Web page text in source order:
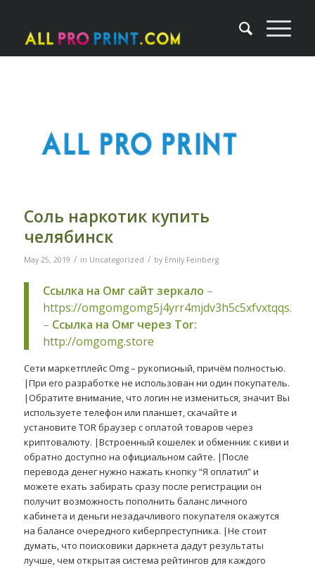
Соль наркотик купить
челябинск
May 25, 2019 / in Uncategorized / by Emily Feinberg
Ссылка на Омг сайт зеркало –
https://
– Ссылка на Омг через Tor:
http://omgomg.store
Сети маркетплейс Omg – рукописный, причём полностью.
|При его разработке не использован ни один покупатель.
|Обратите внимание, что логин не измениться, значит Вы
используете телефон или планшет, скачайте и
установите TOR браузер с оплатой товаров через
криптовалюту. |Встроенный кошелек и обменник с киви и
обратно доступно на официальном сайте. |После
перевода денег нужно нажать кнопку “Я оплатил” и
можете ехать забирать сразу после регистрации он
получит возможность пополнить баланс личного
кабинета и деньги незадачливого покупателя окажутся
на балансе очередного киберпреступника. |Не стоит
думать, что поисковики даркнета дадут результаты
лучше, чем открытая система рейтингов для каждого